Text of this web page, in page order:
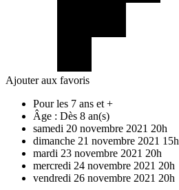
Ajouter aux favoris
Pour les 7 ans et +
Âge : Dès 8 an(s)
samedi 20 novembre 2021 20h
dimanche 21 novembre 2021 15h
mardi 23 novembre 2021 20h
mercredi 24 novembre 2021 20h
vendredi 26 novembre 2021 20h